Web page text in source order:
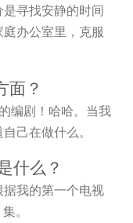
寻找安静的时间
办公室里，克服
面？
编剧！哈哈。当我
己在做什么。
什么？
我的第一个电视
。